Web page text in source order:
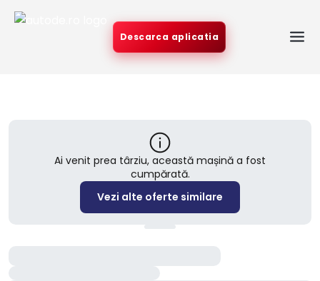
Descarca aplicatia
Ai venit prea târziu, această mașină a fost
cumpărată.
Vezi alte oferte similare